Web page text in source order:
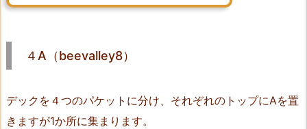
u
４A（beevalley8）
デックを４つのパケットに分け、それぞれのトップにAを置
きますが1か所に集まります。